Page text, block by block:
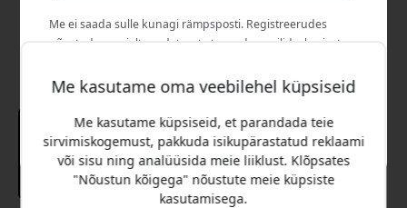
Me kasutame oma veebilehel küpsiseid
Me kasutame küpsiseid, et parandada teie
sirvimiskogemust, pakkuda isikupärastatud reklaami
või sisu ning analüüsida meie liiklust. Klõpsates
"Nõustun kõigega" nõustute meie küpsiste
kasutamisega.
Me ei saada sulle kunagi rämpsposti. Registreerudes
nõustud aeg-ajalt saadetavate turundusmeilide, harivate